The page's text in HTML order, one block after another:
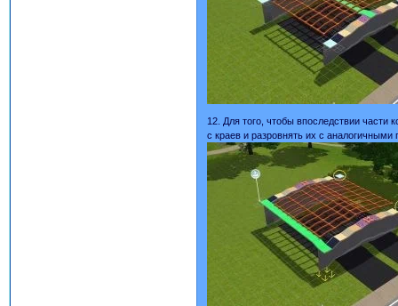
12. Для того, чтобы впоследствии
с краев и разровнять их с аналогичными